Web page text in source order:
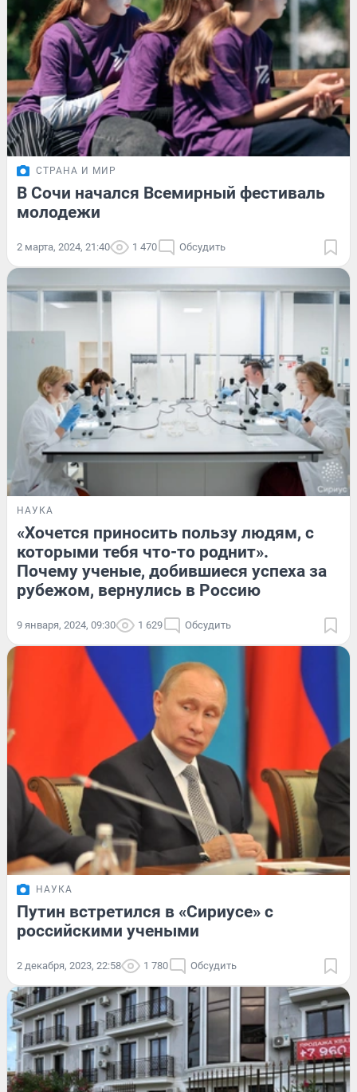
СТРАНА И МИР
В Сочи начался Всемирный фестиваль
молодежи
2 марта, 2024, 21:40 1 470 Обсудить
НАУКА
«Хочется приносить пользу людям, с
которыми тебя что-то роднит».
Почему ученые, добившиеся успеха за
рубежом, вернулись в Россию
9 января, 2024, 09:30 1 629 Обсудить
НАУКА
Путин встретился в «Сириусе» с
российскими учеными
2 декабря, 2023, 22:58 1 780 Обсудить